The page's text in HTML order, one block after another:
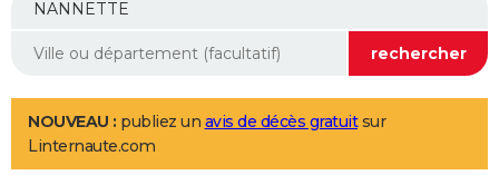
Mobiles
Meilleur smartphone
Internet
Ordinateurs
Jeux vidéo
Guide high-tech
Aménagement intérieur
LIFESTYLE
Art de vivre
Bien-être
Loisirs
Mode
Modes de vie
NOUVEAU : publiez un avis de décès gratuitsur
Linternaute.com